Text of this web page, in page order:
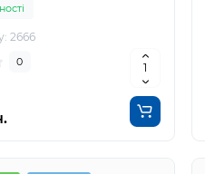
2666
0